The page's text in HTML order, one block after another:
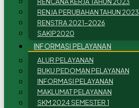
RENJA PERUBAHAN TAHUN 2023
RENSTRA 2021-2026
SAKIP2020
INFORMASI PELAYANAN
ALUR PELAYANAN
BUKU PEDOMAN PELAYANAN
INFORMASI PELAYANAN
MAKLUMAT PELAYANAN
SKM 2024 SEMESTER 1